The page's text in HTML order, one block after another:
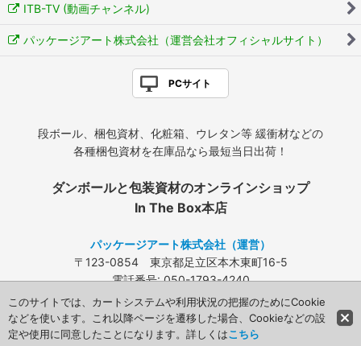
ITB-TV (動画チャンネル)
パッケージアート株式会社（運営会社オフィシャルサイト）
PCサイト
段ボール、梱包資材、化粧箱、ウレタン等 緩衝材などの
各種梱包資材を在庫品なら最短当日出荷！
ダンボールと包装資材のオンラインショップ
In The Box本店
パッケージアート株式会社（運営）
〒123-0854 東京都足立区本木東町16-5
電話番号: 050-1793-4240
FAX: 03-3840-4424
メールアドレス:info@packageart.co.jp
Copyright (C) 2008 Packageart. All Rights Reserved.
このサイトでは、カートシステムや利用状況の把握のためにCookie
などを使います。これ以降ページを遷移した場合、Cookieなどの設
定や使用に同意したことになります。詳しくはこちら